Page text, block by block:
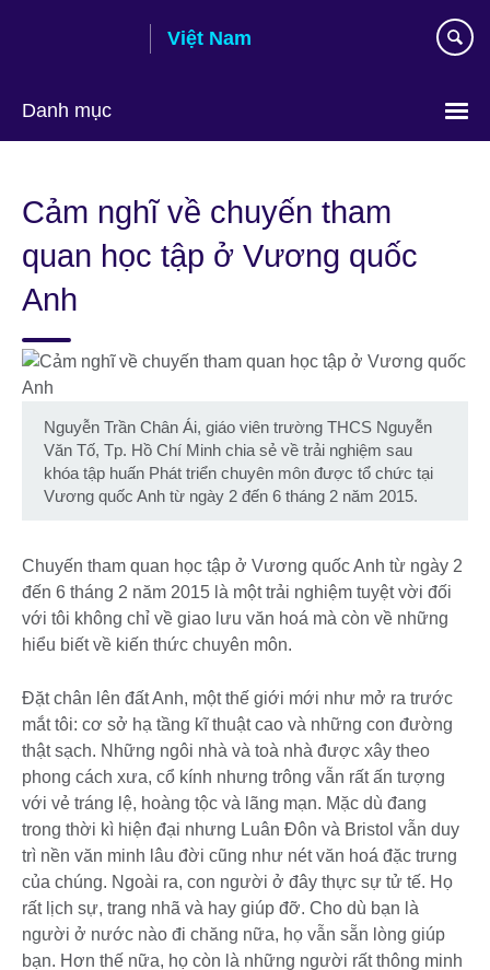
Việt Nam
Danh mục
language
Cảm nghĩ về chuyến tham
quan học tập ở Vương quốc
Anh
Nguyễn Trần Chân Ái, giáo viên trường THCS Nguyễn
Văn Tố, Tp. Hồ Chí Minh chia sẻ về trải nghiệm sau
khóa tập huấn Phát triển chuyên môn được tổ chức tại
Vương quốc Anh từ ngày 2 đến 6 tháng 2 năm 2015.
Chuyến tham quan học tập ở Vương quốc Anh từ ngày 2
đến 6 tháng 2 năm 2015 là một trải nghiệm tuyệt vời đối
với tôi không chỉ về giao lưu văn hoá mà còn về những
hiểu biết về kiến thức chuyên môn.
Đặt chân lên đất Anh, một thế giới mới như mở ra trước
mắt tôi: cơ sở hạ tầng kĩ thuật cao và những con đường
thật sạch. Những ngôi nhà và toà nhà được xây theo
phong cách xưa, cổ kính nhưng trông vẫn rất ấn tượng
với vẻ tráng lệ, hoàng tộc và lãng mạn. Mặc dù đang
trong thời kì hiện đại nhưng Luân Đôn và Bristol vẫn duy
trì nền văn minh lâu đời cũng như nét văn hoá đặc trưng
của chúng. Ngoài ra, con người ở đây thực sự tử tế. Họ
rất lịch sự, trang nhã và hay giúp đỡ. Cho dù bạn là
người ở nước nào đi chăng nữa, họ vẫn sẵn lòng giúp
bạn. Hơn thế nữa, họ còn là những người rất thông minh